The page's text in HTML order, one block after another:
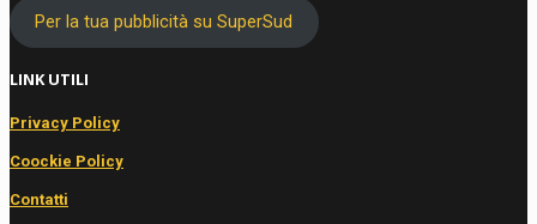
Per la tua pubblicità su SuperSud
LINK UTILI
Privacy Policy
Coockie Policy
Contatti